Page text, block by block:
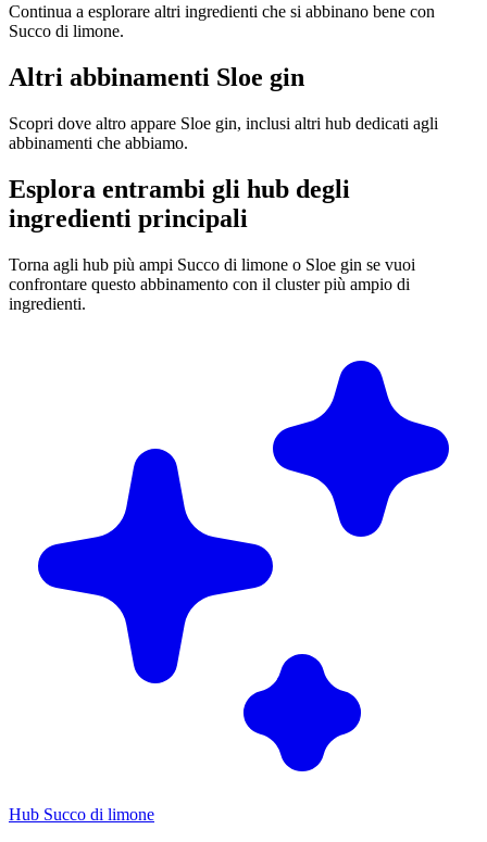
Continua a esplorare altri ingredienti che si abbinano bene con
Succo di limone.
Altri abbinamenti Sloe gin
Scopri dove altro appare Sloe gin, inclusi altri hub dedicati agli
abbinamenti che abbiamo.
Esplora entrambi gli hub degli
ingredienti principali
Torna agli hub più ampi Succo di limone o Sloe gin se vuoi
confrontare questo abbinamento con il cluster più ampio di
ingredienti.
Hub Succo di limone